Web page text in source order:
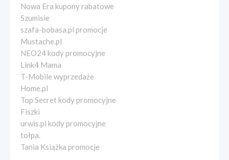
Nowa Era kupony rabatowe
Szumisie
szafa-bobasa.pl promocje
Mustache.pl
NEO24 kody promocyjne
Link4 Mama
T-Mobile wyprzedaże
Home.pl
Top Secret kody promocyjne
Fiszki
urwis.pl kody promocyjne
tołpa.
Tania Książka promocje